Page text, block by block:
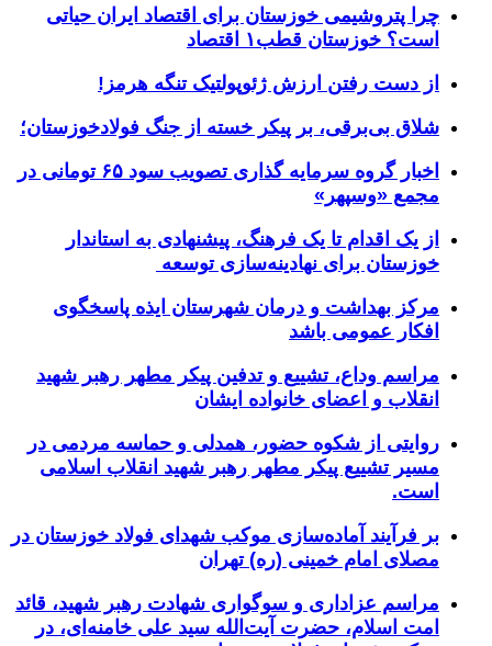
چرا پتروشیمی خوزستان برای اقتصاد ایران حیاتی
است؟ خوزستان قطب۱ اقتصاد
از دست رفتن ارزش ژئوپولتیک تنگه هرمز!
شلاق‌ بی‌برقی، بر پیکر خسته‌ از جنگ فولادخوزستان؛
اخبار گروه سرمایه گذاری تصویب سود ۶۵ تومانی در
مجمع «وسپهر»
از یک اقدام تا یک فرهنگ، پیشنهادی به استاندار
خوزستان برای نهادینه‌سازی توسعه
مرکز بهداشت و درمان شهرستان ایذه پاسخگوی
افکار عمومی باشد
مراسم وداع، تشییع و تدفین پیکر مطهر رهبر شهید
انقلاب و اعضای خانواده ایشان
روایتی از شکوه حضور، همدلی و حماسه مردمی در
مسیر تشییع پیکر مطهر رهبر شهید انقلاب اسلامی
است.
بر فرآیند آماده‌سازی موکب شهدای فولاد خوزستان در
مصلای امام خمینی (ره) تهران
مراسم عزاداری و سوگواری شهادت رهبر شهید، قائد
امت اسلام، حضرت آیت‌الله سید علی خامنه‌ای، در